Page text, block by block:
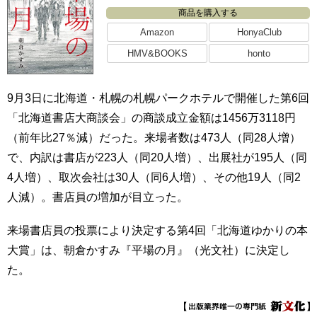
商品を購入する
Amazon
HonyaClub
HMV&BOOKS
honto
9月3日に北海道・札幌の札幌パークホテルで開催した第6回
「北海道書店大商談会」の商談成立金額は1456万3118円
（前年比27％減）だった。来場者数は473人（同28人増）
で、内訳は書店が223人（同20人増）、出展社が195人（同
4人増）、取次会社は30人（同6人増）、その他19人（同2
人減）。書店員の増加が目立った。
来場書店員の投票により決定する第4回「北海道ゆかりの本
大賞」は、朝倉かすみ『平場の月』（光文社）に決定し
た。